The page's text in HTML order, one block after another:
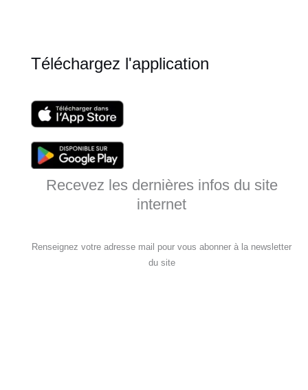
Téléchargez l'application
Recevez les dernières infos du site
internet
Renseignez votre adresse mail pour vous abonner à la newsletter
du site